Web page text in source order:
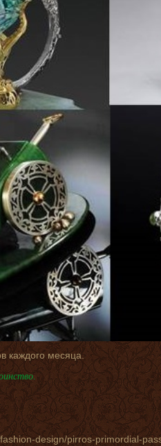
каждого месяца.
design/pirros-primordial-